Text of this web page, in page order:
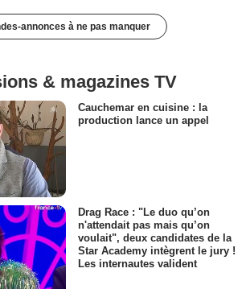
annonces à ne pas manquer
& magazines TV
Cauchemar en cuisine : la
production lance un appel
Drag Race : "Le duo qu’on
n'attendait pas mais qu’on
voulait", deux candidates de la
Star Academy intègrent le jury !
Les internautes valident